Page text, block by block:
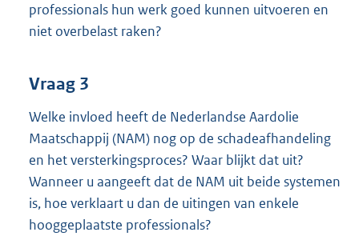
professionals hun werk goed kunnen uitvoeren en
niet overbelast raken?
Vraag 3
Welke invloed heeft de Nederlandse Aardolie
Maatschappij (NAM) nog op de schadeafhandeling
en het versterkingsproces? Waar blijkt dat uit?
Wanneer u aangeeft dat de NAM uit beide systemen
is, hoe verklaart u dan de uitingen van enkele
hooggeplaatste professionals?